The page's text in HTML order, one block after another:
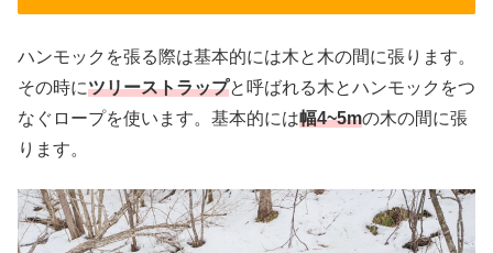
ハンモックを張る際は基本的には木と木の間に張ります。
その時にツリーストラップと呼ばれる木とハンモックをつ
なぐロープを使います。基本的には幅4~5mの木の間に張
ります。